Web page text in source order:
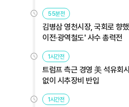
었다 外
55분전
김병삼 영천시장, 국회로 향
이전·광역철도' 사수 총력전
1시간전
트럼프 측근 경영 美 석유회
없이 시추장비 반입
1시간전